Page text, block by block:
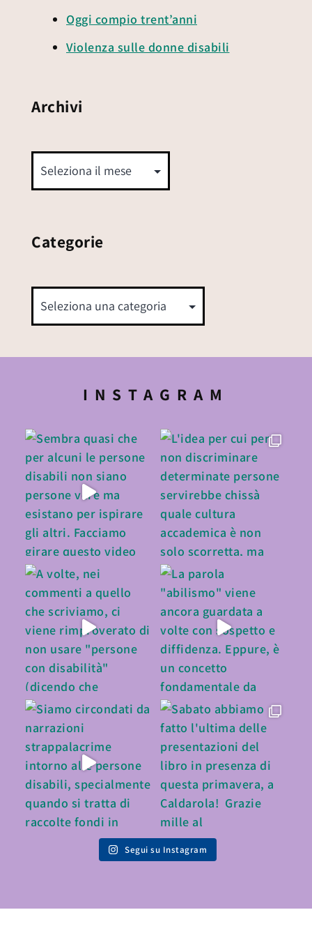
Oggi compio trent’anni
Violenza sulle donne disabili
Archivi
Categorie
INSTAGRAM
Segui su Instagram